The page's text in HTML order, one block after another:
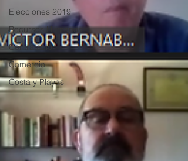
Elecciones 2019
Recursos Humanos
Contratación
Comercio
Costa y Playas